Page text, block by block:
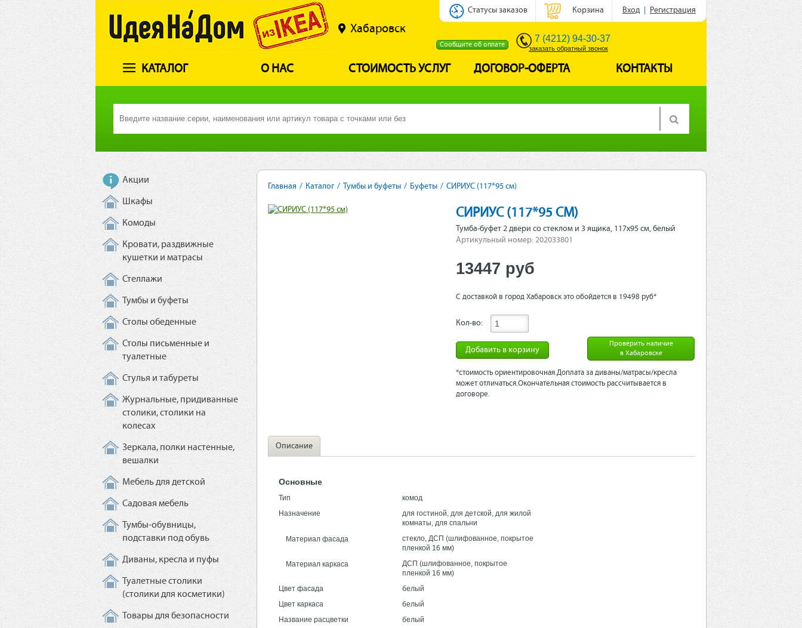
Сообщите об оплате
7 (4212) 94-30-37
заказать обратный звонок
Хабаровск
Статусы заказов Корзина Вход Регистрация
КАТАЛОГ О НАС СТОИМОСТЬ УСЛУГ ДОГОВОР-ОФЕРТА КОНТАКТЫ
Акции
Шкафы
Комоды
Кровати, раздвижные
кушетки и матрасы
Стеллажи
Тумбы и буфеты
Столы обеденные
Столы письменные и
туалетные
Стулья и табуреты
Журнальные, придиванные
столики, столики на
колесах
Зеркала, полки настенные,
вешалки
Мебель для детской
Садовая мебель
Тумбы-обувницы,
подставки под обувь
Диваны, кресла и пуфы
Туалетные столики
(столики для косметики)
Товары для безопасности
Главная / Каталог / Тумбы и буфеты / Буфеты / СИРИУС (117*95 см)
СИРИУС (117*95 СМ)
Тумба-буфет 2 двери со стеклом и 3 ящика, 117х95 см, белый
Артикульный номер: 202033801
13447 рyб
С доставкой в город Хабаровск это обойдется в 19498 рyб*
Кол-во:
Проверить наличие
в Хабаровске
Добавить в корзину
*стоимость ориентировочная.Доплата за диваны/матрасы/кресла
может отличаться.Окончательная стоимость рассчитывается в
договоре.
Описание
Основные
Тип
комод
Назначение
для гостиной, для детской, для жилой
комнаты, для спальни
Материал фасада
стекло, ДСП (шлифованное, покрытое
пленкой 16 мм)
Материал каркаса
ДСП (шлифованное, покрытое
пленкой 16 мм)
Цвет фасада
белый
Цвет каркаса
белый
Название расцветки
белый